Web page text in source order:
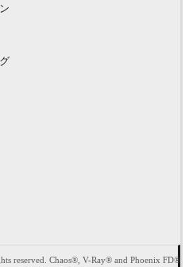
reserved. Chaos®, V-Ray® and Phoenix FD®